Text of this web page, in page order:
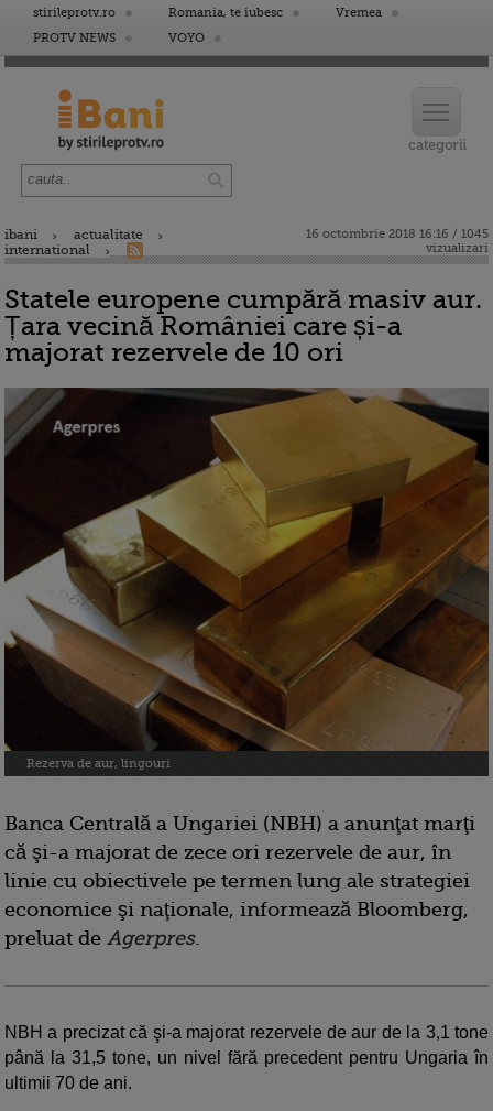
stirileprotv.ro Romania, te iubesc
Vremea
PROTV NEWS
VOYO
ibani
actualitate
international
16 octombrie 2018 16:16 / 1045
vizualizari
Statele europene cumpără masiv aur.
Țara vecină României care și-a
majorat rezervele de 10 ori
Rezerva de aur, lingouri
Banca Centrală a Ungariei (NBH) a anunţat marţi
că şi-a majorat de zece ori rezervele de aur, în
linie cu obiectivele pe termen lung ale strategiei
economice şi naţionale, informează Bloomberg,
preluat de Agerpres.
NBH a precizat că şi-a majorat rezervele de aur de la 3,1 tone
până la 31,5 tone, un nivel fără precedent pentru Ungaria în
ultimii 70 de ani.